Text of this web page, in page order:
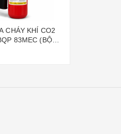
CHÁY KHÍ CO2
83MEC (BỘ